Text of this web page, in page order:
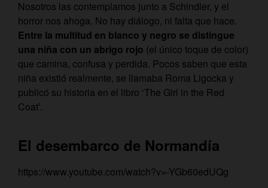
Nosotros las contemplamos junto a Schindler, y el
horror nos ahoga. No hay diálogo, ni falta que hace.
Entre la multitud en blanco y negro se distingue
una niña con un abrigo rojo (el único toque de color)
que camina, confusa y perdida. Pocos saben que esta
niña existió realmente, se llamaba Roma Ligocka y
publicó su historia en el libro ‘The Girl in the Red
Coat’.
El desembarco de Normandía
https://www.youtube.com/watch?v=-YGb60edUQg